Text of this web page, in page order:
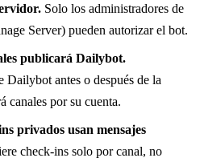
Solo los administradores de
Server) pueden autorizar el bot.
publicará Dailybot.
Dailybot antes o después de la
canales por su cuenta.
privados usan mensajes
check-ins solo por canal, no